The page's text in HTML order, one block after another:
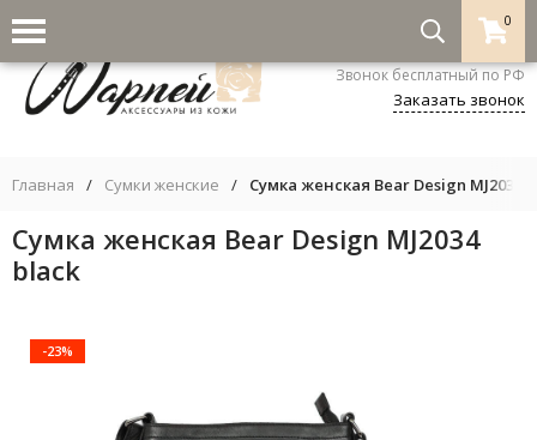
0
8-800-333-5530
Звонок бесплатный по РФ
Заказать звонок
Главная / Сумки женские / Сумка женская Bear Design MJ2034
Сумка женская Bear Design MJ2034
black
-23%